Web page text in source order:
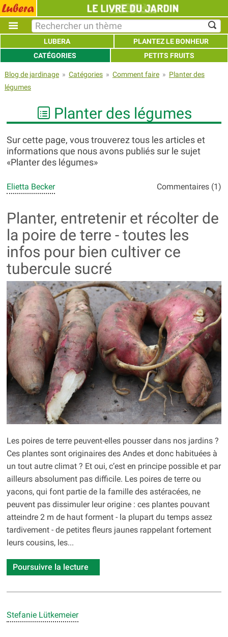
LUBERA
PLANTEZ LE BONHEUR
CATÉGORIES
PETITS FRUITS
Blog de jardinage» Catégories» Comment faire» Planter des
légumes
Planter des légumes
Sur cette page, vous trouverez tous les articles et
informations que nous avons publiés sur le sujet
«Planter des légumes»
Elietta Becker Commentaires (1)
Planter, entretenir et récolter de
la poire de terre - toutes les
infos pour bien cultiver ce
tubercule sucré
Les poires de terre peuvent-elles pousser dans nos jardins ?
Ces plantes sont originaires des Andes et donc habituées à
un tout autre climat ? Et oui, c’est en principe possible et par
ailleurs absolument pas difficile. Les poires de terre ou
yacons, qui font partie de la famille des astéracées, ne
peuvent pas dissimuler leur origine : ces plantes pouvant
atteindre 2 m de haut forment - la plupart du temps assez
tardivement - de petites fleurs jaunes rappelant fortement
leurs cousins, les...
Poursuivre la lecture
Stefanie Lütkemeier